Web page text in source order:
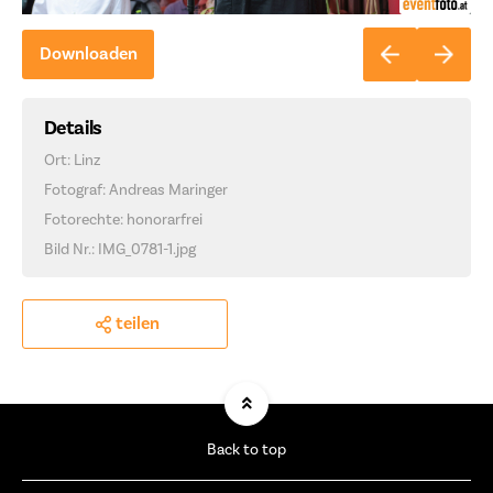
Downloaden
Details
Ort: Linz
Fotograf: Andreas Maringer
Fotorechte: honorarfrei
Bild Nr.: IMG_0781-1.jpg
teilen
Back to top